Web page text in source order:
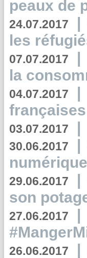
peaux de
24.07.2017 |
les
07.07.2017 |
la
04.07.2017 |
03.07.2017 |
30.06.2017 |
29.06.2017 |
son
27.06.2017 |
26.06.2017 |